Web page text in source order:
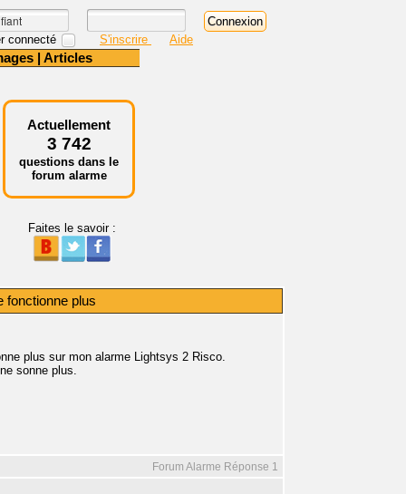
connecté S'inscrire Aide
| Articles
Actuellement
3 742
questions dans le
forum alarme
Faites le savoir :
fonctionne plus
plus sur mon alarme Lightsys 2 Risco.
sonne plus.
Forum Alarme Réponse 1